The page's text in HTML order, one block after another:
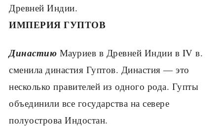
Древней Индии.
ИМПЕРИЯ ГУПТОВ
Династию Мауриев в Древней Индии в IV в.
сменила династия Гуптов. Династия — это
несколько правителей из одного рода. Гупты
объединили все государства на севере
полуострова Индостан.